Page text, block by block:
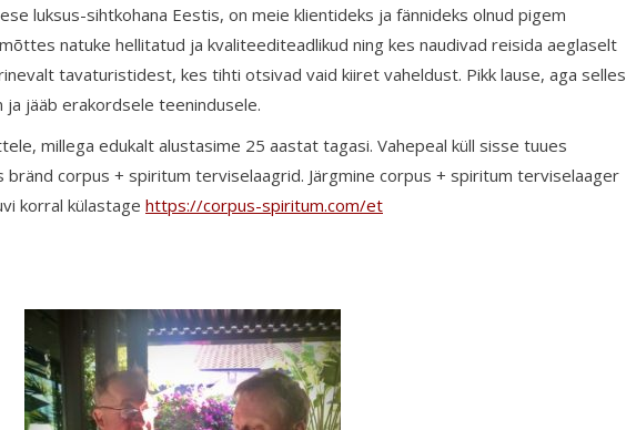
luksus-sihtkohana Eestis, on meie klientideks ja fännideks olnud pigem
natuke hellitatud ja kvaliteediteadlikud ning kes naudivad reisida aeglaselt
tavaturistidest, kes tihti otsivad vaid kiiret vaheldust. Pikk lause, aga selles
jääb erakordsele teenindusele.
millega edukalt alustasime 25 aastat tagasi. Vahepeal küll sisse tuues
bränd corpus + spiritum terviselaagrid. Järgmine corpus + spiritum terviselaager
korral külastage https://corpus-spiritum.com/et